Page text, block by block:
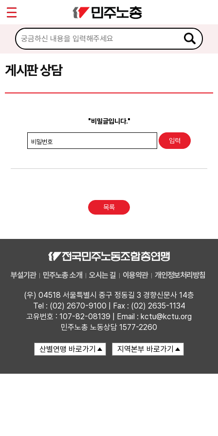
게시판 상담
"비밀글입니다."
비밀번호
목록
부설기관 민주노총 소개 오시는 길 이용약관 개인정보처리방침
(우) 04518 서울특별시 중구 정동길 3 경향신문사 14층
Tel : (02) 2670-9100 | Fax : (02) 2635-1134
고유번호 : 107-82-08139 | Email : kctu@kctu.org
민주노총 노동상담 1577-2260
마이페이지
소개
소식
노동상담
권리찾기수첩 검색
찾아보기
Sketchbook5, 스케치북5
Sketchbook5, 스케치북5